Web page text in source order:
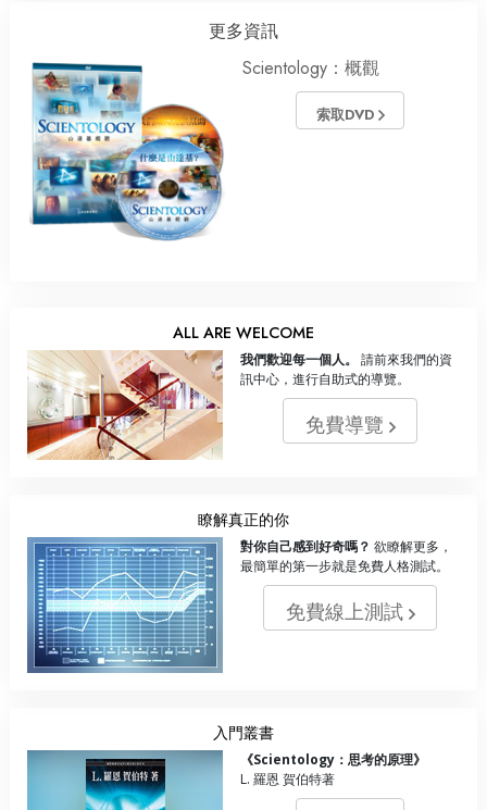
更多資訊
Scientology：概觀
索取DVD
ALL ARE WELCOME
我們歡迎每一個人。 請前來我們的資
訊中心，進行自助式的導覽。
免費導覽
瞭解真正的你
對你自己感到好奇嗎？ 欲瞭解更多，
最簡單的第一步就是免費人格測試。
免費線上測試
入門叢書
《Scientology：思考的原理》
L. 羅恩 賀伯特著